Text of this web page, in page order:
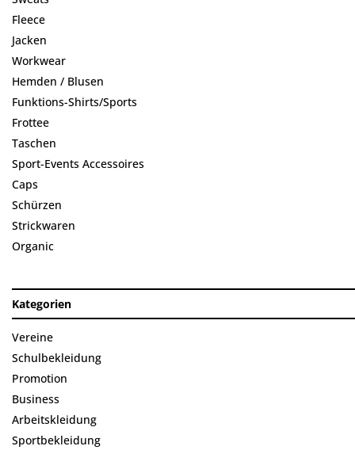
Fleece
Jacken
Workwear
Hemden / Blusen
Funktions-Shirts/Sports
Frottee
Taschen
Sport-Events Accessoires
Caps
Schürzen
Strickwaren
Organic
Kategorien
Vereine
Schulbekleidung
Promotion
Business
Arbeitskleidung
Sportbekleidung